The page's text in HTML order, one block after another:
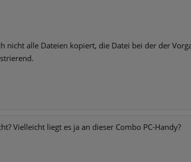
alle Dateien kopiert, die Datei bei der der
Vielleicht liegt es ja an dieser Combo PC-Handy?